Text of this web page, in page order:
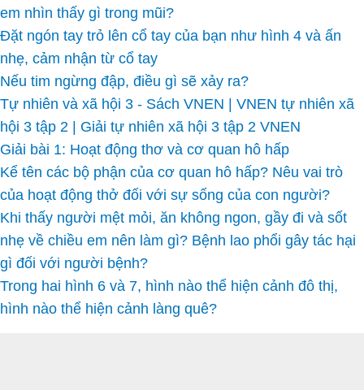
em nhìn thấy gì trong mũi?
Đặt ngón tay trỏ lên cổ tay của bạn như hình 4 và ấn
nhẹ, cảm nhận từ cổ tay
Nếu tim ngừng đập, điều gì sẽ xảy ra?
Tự nhiên và xã hội 3 - Sách VNEN | VNEN tự nhiên xã
hội 3 tập 2 | Giải tự nhiên xã hội 3 tập 2 VNEN
Giải bài 1: Hoạt động thơ và cơ quan hô hấp
Kể tên các bộ phận của cơ quan hô hấp? Nêu vai trò
của hoạt động thở đối với sự sống của con người?
Khi thấy người mệt mỏi, ăn không ngon, gầy đi và sốt
nhẹ về chiều em nên làm gì? Bệnh lao phổi gây tác hại
gì đối với người bệnh?
Trong hai hình 6 và 7, hình nào thể hiện cảnh đô thị,
hình nào thể hiện cảnh làng quê?